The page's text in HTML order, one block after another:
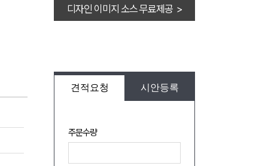
디자인 이미지 소스 무료제공 >
견적요청 시안등록
주문수량